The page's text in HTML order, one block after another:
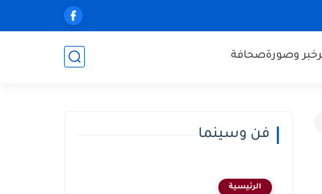
خبر وصورةصحافة
فن وسينما
الرئيسية